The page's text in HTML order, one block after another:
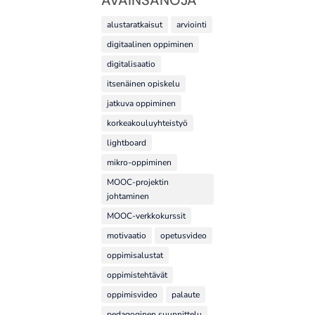
alustaratkaisut
arviointi
digitaalinen oppiminen
digitalisaatio
itsenäinen opiskelu
jatkuva oppiminen
korkeakouluyhteistyö
lightboard
mikro-oppiminen
MOOC-projektin
johtaminen
MOOC-verkkokurssit
motivaatio
opetusvideo
oppimisalustat
oppimistehtävät
oppimisvideo
palaute